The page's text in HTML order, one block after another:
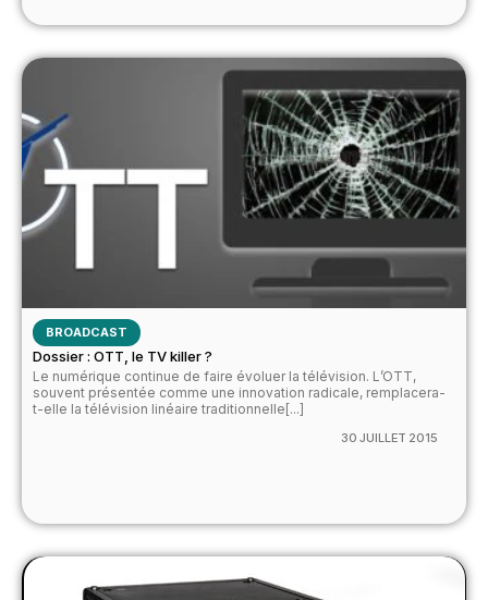
BROADCAST
Dossier : OTT, le TV killer ?
Le numérique continue de faire évoluer la télévision. L’OTT,
souvent présentée comme une innovation radicale, remplacera-
t-elle la télévision linéaire traditionnelle[...]
30 JUILLET 2015